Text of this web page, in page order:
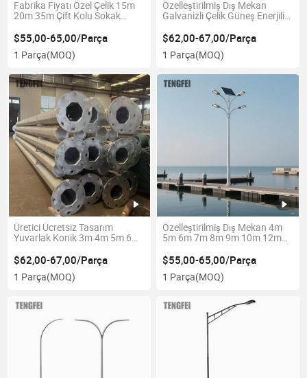
Fabrika Fiyatı Özel Çelik 15m
20m 35m Çift Kolu Sokak
$55,00-65,00/Parça
1 Parça(MOQ)
Özelleştirilmiş Dış Mekan
Galvanizli Çelik Güneş Enerjili
12m Çift ve Tek Kol Lambası
Direkleri
$62,00-67,00/Parça
1 Parça(MOQ)
Üretici Ücretsiz Tasarım
Yuvarlak Konik 3m 4m 5m 6m
Lamba Direği Bahçe Güneş
Enerjili Sokak Lambası Direği
$62,00-67,00/Parça
1 Parça(MOQ)
Özelleştirilmiş Dış Mekan 4m
5m 6m 7m 8m 9m 10m 12m
Çelik Güneş Enerjili Sokak
Lambası Direk Lamba Direği
En İyi Fiyat
$55,00-65,00/Parça
1 Parça(MOQ)